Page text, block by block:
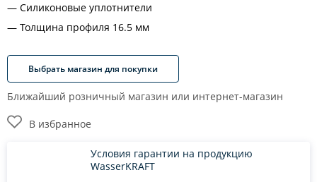
Силиконовые уплотнители
Толщина профиля 16.5 мм
Выбрать магазин для покупки
Ближайший розничный магазин или интернет-магазин
В избранное
Условия гарантии на продукцию
WasserKRAFT